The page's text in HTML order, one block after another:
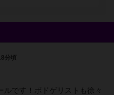
分頃
です！ボドゲリストも徐々